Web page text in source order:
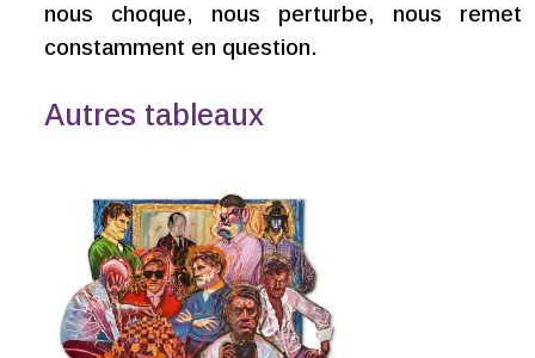
nous choque, nous perturbe, nous remet
constamment en question.
Autres tableaux